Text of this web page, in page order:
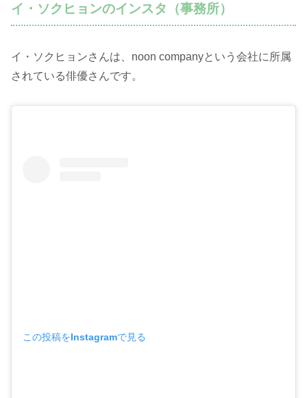
イ・ソクヒョンのインスタ（事務所）
イ・ソクヒョンさんは、noon companyという会社に所属
されている俳優さんです。
この投稿をInstagramで見る